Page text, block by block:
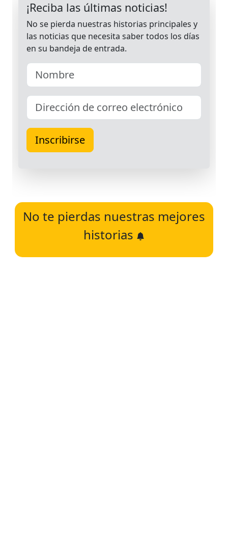
No te pierdas nuestras mejores
historias